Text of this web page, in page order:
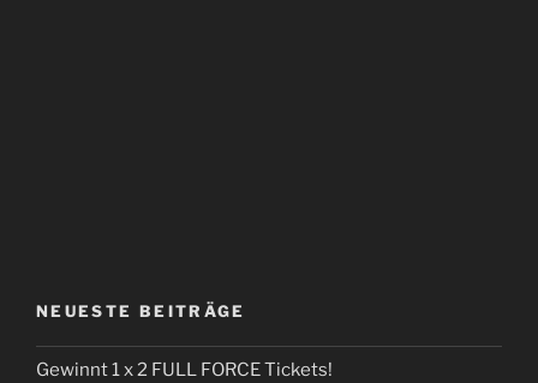
NEUESTE BEITRÄGE
Gewinnt 1 x 2 FULL FORCE Tickets!